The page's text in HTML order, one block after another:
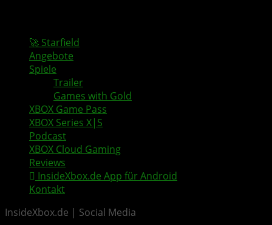
🚀 Starfield
Angebote
Spiele
Trailer
Games with Gold
XBOX Game Pass
XBOX Series X|S
Podcast
XBOX Cloud Gaming
Reviews
InsideXbox.de App für Android
Kontakt
InsideXbox.de | Social Media